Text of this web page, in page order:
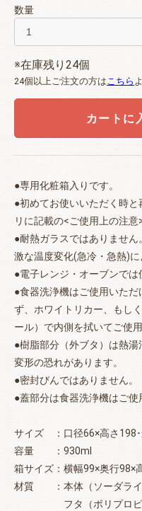
数量
※在庫残り24個
24個以上ご注文の方はこちら
カートに
●専用化粧箱入りです。
●初めてお使いいただく時
リに記載の<ご使用上の注意
●耐熱ガラスではありませ
激な温度変化(急冷・急熱)に
●電子レンジ・オーブンでは
●食器洗浄機はご使用いた
ず、ホワイトリカー、もし
ール）で内側を拭いてご使用
●樹脂部分（外ブタ）は熱湯
変形の恐れがあります。
●密封びんではありません。
●蓋部分は食器洗浄機はご使
サイズ ：口径66×高さ198
容量 ：930ml
箱サイズ：横幅99×奥行98×
材質 ：本体（ソーダライ
フタ（ポリプロピレ